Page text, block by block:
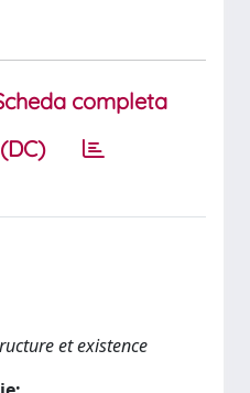
completa
et existence